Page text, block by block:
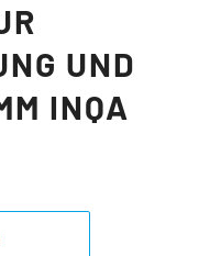
UND
INQA